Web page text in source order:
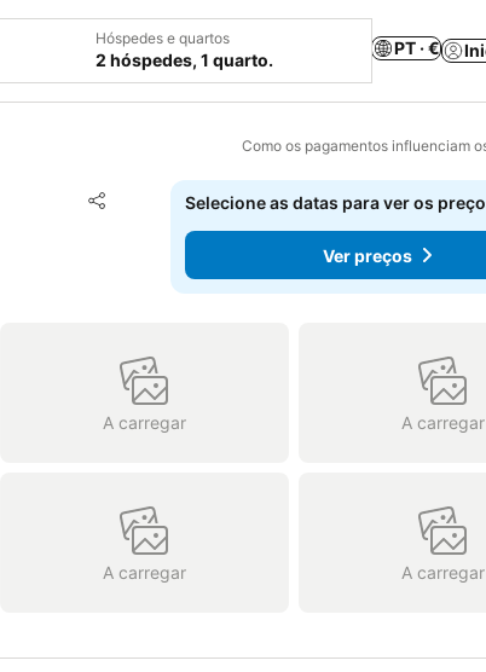
Hóspedes e quartos
2 hóspedes, 1 quarto.
PT · €
Como os pagamentos influenciam
Partilhar
Adicionar aos favoritos
Selecione as datas para ver os
Ver preços
A carregar A carregar
A carregar A carregar